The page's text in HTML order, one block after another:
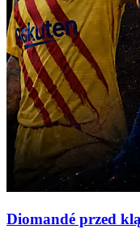
Diomandé przed